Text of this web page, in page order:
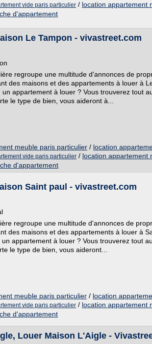
vide paris particulier / location appartement
d'appartement
Le Tampon - vivastreet.com
regroupe une multitude d'annonces de
des maisons et des appartements à louer à
appartement à louer ? Vous trouverez tout
le type de bien, vous aideront à...
meuble paris particulier / location
vide paris particulier / location appartement
d'appartement
Saint paul - vivastreet.com
regroupe une multitude d'annonces de
des maisons et des appartements à louer à
appartement à louer ? Vous trouverez tout
le type de bien, vous aideront...
meuble paris particulier / location
vide paris particulier / location appartement
d'appartement
Louer Maison L'Aigle -